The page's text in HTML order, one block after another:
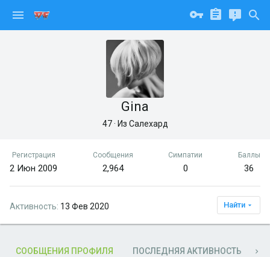
Gina
47· Из Салехард
Регистрация
2 Июн 2009
Сообщения
2,964
Симпатии
0
Баллы
36
Активность 13 Фев 2020 Найти
СООБЩЕНИЯ ПРОФИЛЯ ПОСЛЕДНЯЯ АКТИВНОСТЬ